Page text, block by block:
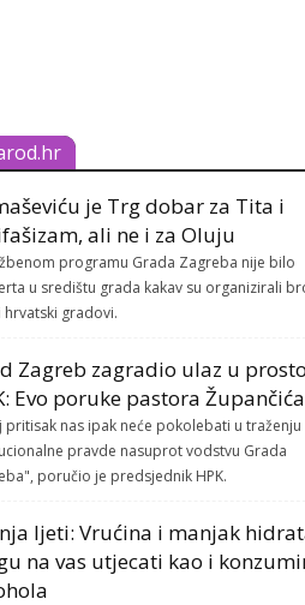
je Trg dobar za Tita i
ali ne i za Oluju
programu Grada Zagreba nije bilo
u središtu grada kakav su organizirali
hrvatski gradovi.
Zagreb zagradio ulaz u
Evo poruke pastora Župančića
pritisak nas ipak neće pokolebati u traženju
pravde nasuprot vodstvu Grada
poručio je predsjednik HPK.
ljeti: Vrućina i manjak
na vas utjecati kao i